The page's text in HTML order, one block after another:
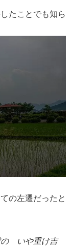
たことでも知ら
の左遷だったと
の いや重け吉